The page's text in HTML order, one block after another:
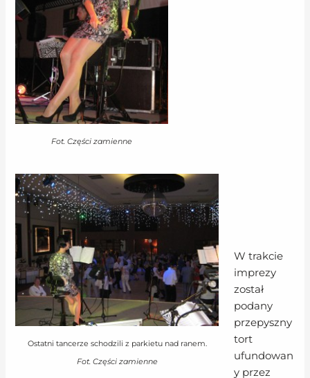
Fot. Części zamienne
Ostatni tancerze schodzili z parkietu nad ranem.
Fot. Części zamienne
W trakcie
imprezy
został
podany
przepyszny
tort
ufundowan
y przez